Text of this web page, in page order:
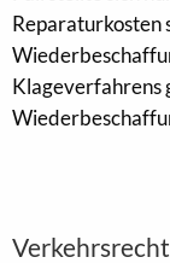
Reparaturkosten
Klageverfahrens